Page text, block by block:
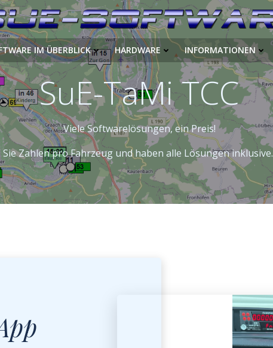
IM ÜBERBLICK HARDWARE INFORMATIONEN
SuE-TaMi TCC
Viele Softwarelösungen, ein Preis!
Sie Zahlen pro Fahrzeug und haben alle Lösungen inklusive.